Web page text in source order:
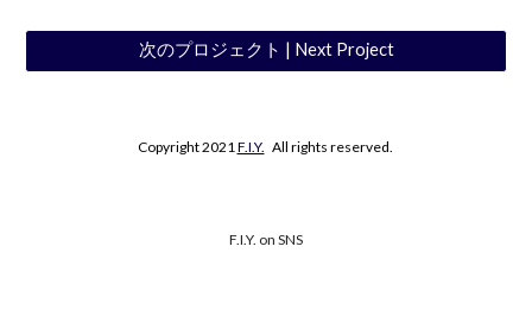
次のプロジェクト | Next Project
Copyright 2021F.I.Y. All rights reserved.
F.I.Y. on SNS